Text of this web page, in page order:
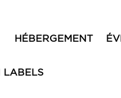
HÉBERGEMENT
LABELS